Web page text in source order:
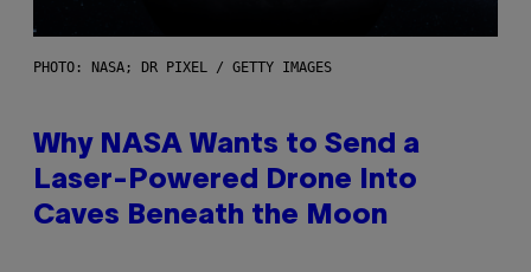
PHOTO: NASA; DR PIXEL / GETTY IMAGES
Why NASA Wants to Send a
Laser-Powered Drone Into
Caves Beneath the Moon